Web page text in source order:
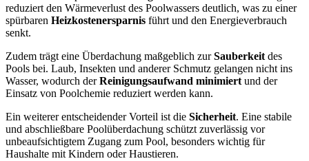
reduziert den Wärmeverlust des Poolwassers deutlich, was zu einer
spürbaren Heizkostenersparnis führt und den Energieverbrauch
senkt.
Zudem trägt eine Überdachung maßgeblich zurSauberkeit des
Pools bei. Laub, Insekten und anderer Schmutz gelangen nicht ins
Wasser, wodurch derReinigungsaufwand minimiert und der
Einsatz von Poolchemie reduziert werden kann.
Ein weiterer entscheidender Vorteil ist die Sicherheit. Eine stabile
und abschließbare Poolüberdachung schützt zuverlässig vor
unbeaufsichtigtem Zugang zum Pool, besonders wichtig für
Haushalte mit Kindern oder Haustieren.